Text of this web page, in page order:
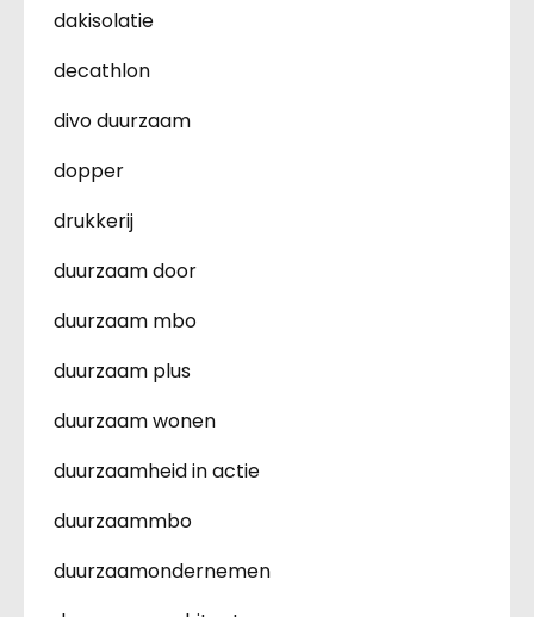
dakisolatie
decathlon
divo duurzaam
dopper
drukkerij
duurzaam door
duurzaam mbo
duurzaam plus
duurzaam wonen
duurzaamheid in actie
duurzaammbo
duurzaamondernemen